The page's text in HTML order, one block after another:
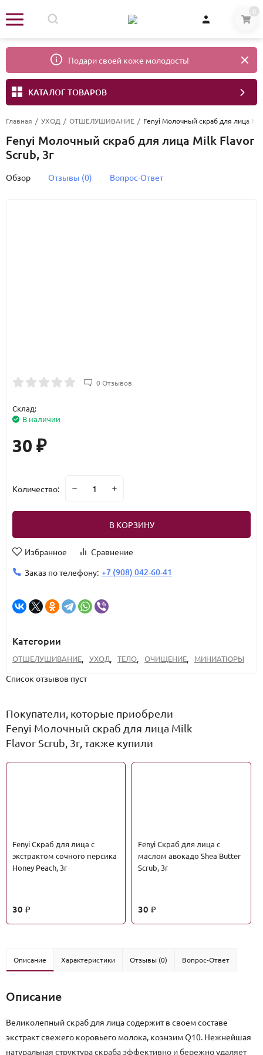
0
Подари своей коже молодость!
КАТАЛОГ ТОВАРОВ
Главная / УХОД / ОТШЕЛУШИВАНИЕ / Fenyi Молочный скраб для лица
Fenyi Молочный скраб для лица Milk Flavor
Scrub, 3г
Обзор Отзывы (0) Вопрос-Ответ
0 Отзывов
Склад:
В наличии
30 ₽
Количество:
В КОРЗИНУ
Избранное
Сравнение
Заказ по телефону: +7 (908) 042-60-41
Категории
ОТШЕЛУШИВАНИЕ, УХОД, ТЕЛО, ОЧИЩЕНИЕ, МИНИАТЮРЫ
Список отзывов пуст
Покупатели, которые приобрели
Fenyi Молочный скраб для лица Milk
Flavor Scrub, 3г, также купили
Fenyi Скраб для лица с
экстрактом сочного персика
Honey Peach, 3г
30 ₽
Fenyi Скраб для лица с
маслом авокадо Shea Butter
Scrub, 3г
30 ₽
Описание Характеристики Отзывы (0) Вопрос-Ответ
Описание
Великолепный скраб для лица содержит в своем составе
экстракт свежего коровьего молока, коэнзим Q10. Нежнейшая
натуральная структура скраба эффективно и бережно удаляет